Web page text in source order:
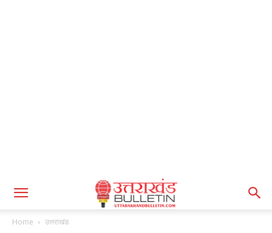
Home उत्तराखंड